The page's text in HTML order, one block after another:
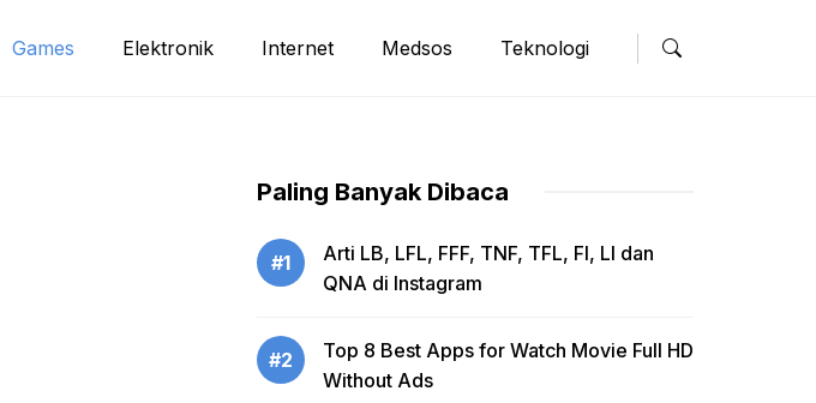
Games Elektronik Internet Medsos Teknologi
Paling Banyak Dibaca
#1
Arti LB, LFL, FFF, TNF, TFL, FI, LI dan
QNA di Instagram
#2
Top 8 Best Apps for Watch Movie Full HD
Without Ads